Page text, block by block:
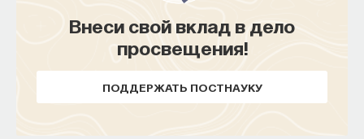
Внеси свой вклад в дело
просвещения!
ПОДДЕРЖАТЬ ПОСТНАУКУ